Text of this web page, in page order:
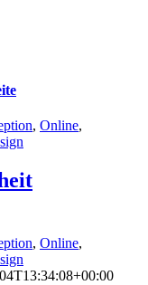
, Online,
, Online,